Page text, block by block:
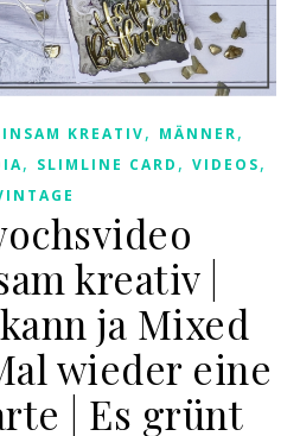
KREATIV, MÄNNER,
, SLIMLINE CARD , VIDEOS,
kreativ |
ja Mixed
wieder eine
| Es grünt